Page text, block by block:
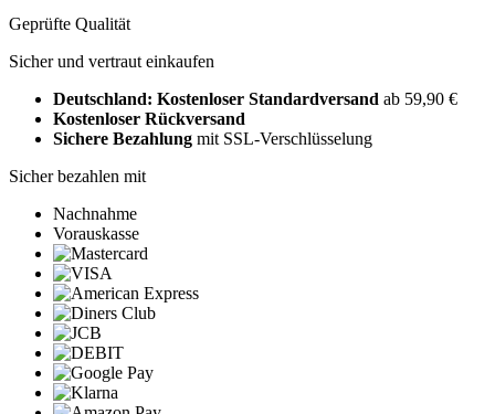
Geprüfte Qualität
Sicher und vertraut einkaufen
Deutschland: Kostenloser Standardversand ab 59,90 €
Kostenloser Rückversand
Sichere Bezahlung mit SSL-Verschlüsselung
Sicher bezahlen mit
Nachnahme
Vorauskasse